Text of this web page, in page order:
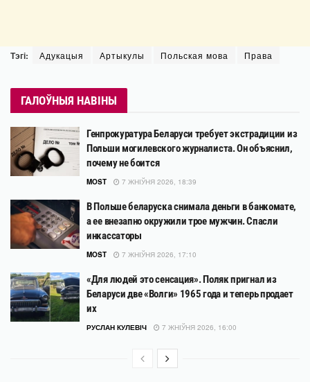
Тэгі: Адукацыя Артыкулы Польская мова Права
ГАЛОЎНЫЯ НАВІНЫ
Генпрокуратура Беларуси требует экстрадиции из
Польши могилевского журналиста. Он объяснил,
почему не боится
MOST 7 ЖНІЎНЯ 2026, 18:39
В Польше беларуска снимала деньги в банкомате,
а ее внезапно окружили трое мужчин. Спасли
инкассаторы
MOST 7 ЖНІЎНЯ 2026, 17:10
«Для людей это сенсация». Поляк пригнал из
Беларуси две «Волги» 1965 года и теперь продает
их
РУСЛАН КУЛЕВІЧ 7 ЖНІЎНЯ 2026, 16:00